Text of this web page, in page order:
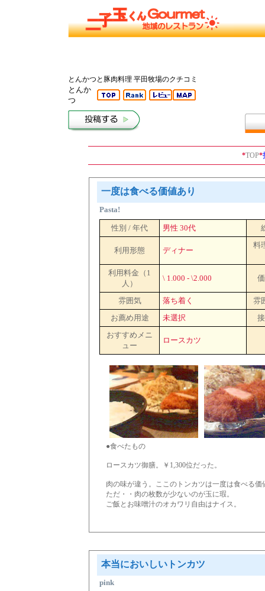
とんかつと豚肉料理 平田牧場のクチコミ
とんか
つ
*TOP*
一度は食べる価値あり
Pasta!
性別 / 年代 男性 30代
利用形態 ディナー
料
利用料金（1
人）
\ 1.000 - \2.000
雰囲気 落ち着く
雰
お薦め用途
未選択
おすすめメニ
ュー
ロースカツ
●食べたもの
ロースカツ御膳。￥1,300位だった。
肉の味が違う。ここのトンカツは一度は食べる
ただ・・肉の枚数が少ないのが玉に瑕。
ご飯とお味噌汁のオカワリ自由はナイス。
本当においしいトンカツ
pink